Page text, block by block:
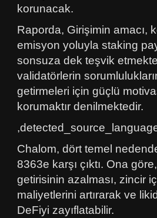
korunacak.
Raporda, Girişimin amacı,
emisyon yoluyla staking
sonsuza dek teşvik
validatörlerin
getirmeleri için güçlü
korumaktır denilmektedir.
Chalom, dört temel
8363e karşı çıktı. Ona
getirisinin azalması, zincir
maliyetlerini artırarak ve
DeFiyi zayıflatabilir.